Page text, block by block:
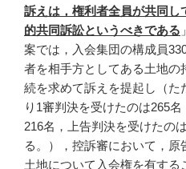
訴えは，権利者全員が共同し
的共同訴訟というべきである
案では，入会集団の構成員
者を相手方としてある土地の
続を求めて訴えを提起し（た
り1審判決を受けたのは265
216名，上告判決を受けたの
る。），控訴審において，
土地について入会権を有する